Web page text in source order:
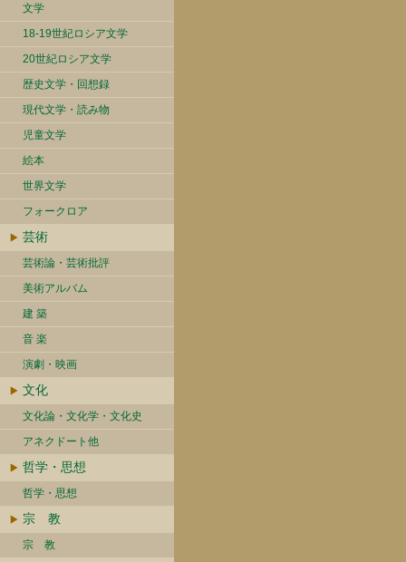
文学
18-19世紀ロシア文学
20世紀ロシア文学
歴史文学・回想録
現代文学・読み物
児童文学
絵本
世界文学
フォークロア
芸術
芸術論・芸術批評
美術アルバム
建 築
音 楽
演劇・映画
文化
文化論・文化学・文化史
アネクドート他
哲学・思想
哲学・思想
宗 教
宗 教